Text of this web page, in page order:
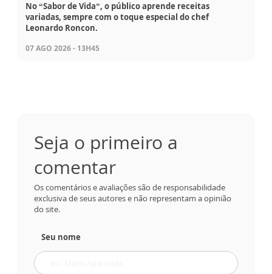
No “Sabor de Vida”, o público aprende receitas
variadas, sempre com o toque especial do chef
Leonardo Roncon.
07 AGO 2026 - 13H45
Seja o primeiro a
comentar
Os comentários e avaliações são de responsabilidade
exclusiva de seus autores e não representam a opinião
do site.
Seu nome